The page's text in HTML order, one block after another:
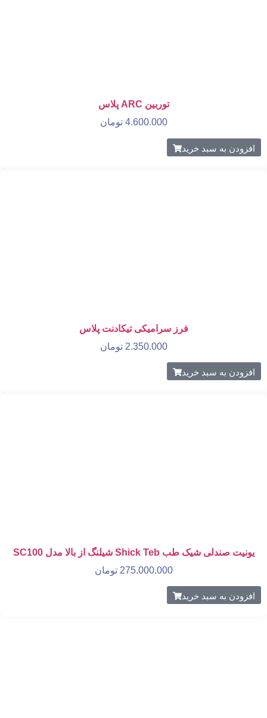
توربین ARC پلاس
4.600.000 تومان
افزودن به سبد خرید
فرز سرامیکی تیکادنت پلاس
2.350.000 تومان
افزودن به سبد خرید
یونیت صندلی شیک طب Shick Teb شیلنگ از بالا مدل SC100
275.000.000 تومان
افزودن به سبد خرید